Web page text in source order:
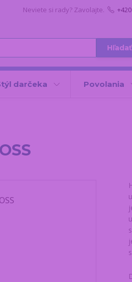
Hľadať
Neviete si rady? Zavolajte.
darčeka Povolania